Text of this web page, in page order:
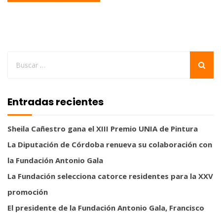
Entradas recientes
Sheila Cañestro gana el XIII Premio UNIA de Pintura
La Diputación de Córdoba renueva su colaboración con
la Fundación Antonio Gala
La Fundación selecciona catorce residentes para la XXV
promoción
El presidente de la Fundación Antonio Gala, Francisco